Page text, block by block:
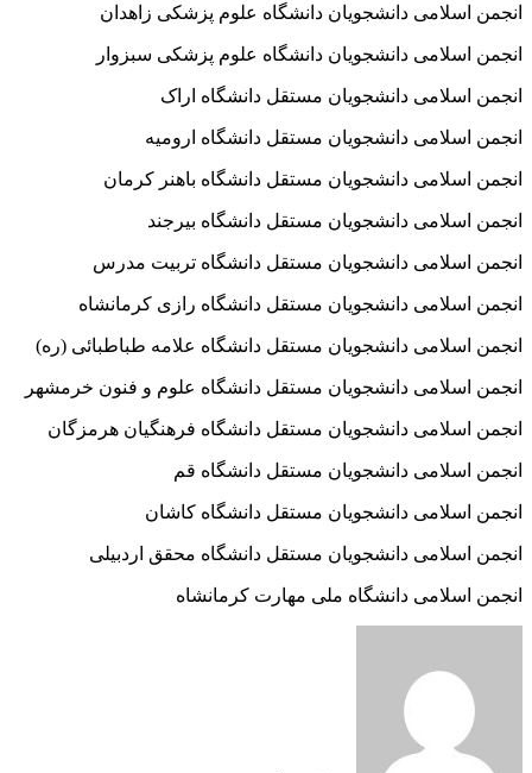
انجمن اسلامی دانشجویان دانشگاه علوم پزشکی زاهدان
انجمن اسلامی دانشجویان دانشگاه علوم پزشکی سبزوار
انجمن اسلامی دانشجویان مستقل دانشگاه اراک
انجمن اسلامی دانشجویان مستقل دانشگاه ارومیه
انجمن اسلامی دانشجویان مستقل دانشگاه باهنر کرمان
انجمن اسلامی دانشجویان مستقل دانشگاه بیرجند
انجمن اسلامی دانشجویان مستقل دانشگاه تربیت مدرس
انجمن اسلامی دانشجویان مستقل دانشگاه رازی کرمانشاه
انجمن اسلامی دانشجویان مستقل دانشگاه علامه طباطبائی (ره)
انجمن اسلامی دانشجویان مستقل دانشگاه علوم و فنون خرمشهر
انجمن اسلامی دانشجویان مستقل دانشگاه فرهنگیان هرمزگان
انجمن اسلامی دانشجویان مستقل دانشگاه قم
انجمن اسلامی دانشجویان مستقل دانشگاه کاشان
انجمن اسلامی دانشجویان مستقل دانشگاه محقق اردبیلی
انجمن اسلامی دانشگاه ملی مهارت کرمانشاه